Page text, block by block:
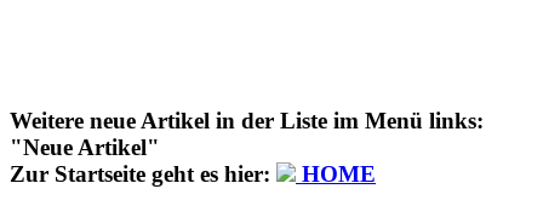
Weitere neue Artikel in der Liste im Menü links:
"Neue Artikel"
Zur Startseite geht es hier:
HOME